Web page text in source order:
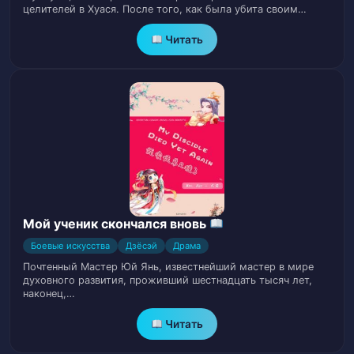
Глава 32. Знакомое лицо, пришедшее с
Глава 33. Чужой и все же знакомый
Глава 34. В шоке от необъяснимой
Глава 35. Древний Мифический Зверь
Глава 36. Шанс найти яйцо Священного
Зверя
39
Глава 37. Сбор Представителей
Экспертов
Глава 38. Первые подозрения
целителей в Хуася. После того, как была убита своим…
Читать
Мой ученик скончался вновь
Боевые искусства Дзёсэй Драма
Почтенный Мастер Юй Янь, известнейший мастер в мире
духовного развития, проживший шестнадцать тысяч лет,
наконец,…
Читать